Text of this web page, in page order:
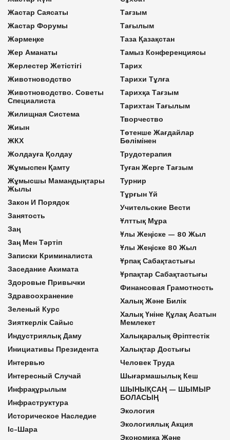
Жастар Саясаты
Жастар Форумы
Жәрмеңке
Жер Аманаты
Жерлестер Жетістігі
Животноводство
Животноводство. Советы
Специалиста
Жилищная Система
Жиын
ЖКХ
Жолдауға Қолдау
Жұмыспен Қамту
Жұмысшы Мамандықтары
Жылы
Закон И Порядок
Занятость
Заң
Заң Мен Тәртіп
Записки Криминалиста
Заседание Акимата
Здоровые Привычки
Здравоохранение
Зеленый Курс
Зияткерлік Сайыс
Индустриялық Даму
Инициативы Президента
Интервью
Интересный Случай
Инфрақұрылым
Инфраструктура
Историческое Наследие
Іс-Шара
Тағзым
Тағылым
Таза Қазақстан
Тамыз Конференциясы
Тарих
Тарихи Тұлға
Тарихқа Тағзым
Тарихтан Тағылым
Творчество
Төтенше Жағдайлар
Бөлімінен
Трудотерапия
Туған Жерге Тағзым
Турнир
Тұрғын Үй
Учительские Вести
Ұлттық Мұра
Ұлы Жеңіске — 80 Жыл
Ұлы Жеңіске 80 Жыл
Ұрпақ Сабақтастығы
Ұрпақтар Сабақтастығы
Финансовая Грамотность
Халық Және Билік
Халық Үніне Құлақ Асатын
Мемлекет
Халықаралық Әріптестік
Халықтар Достығы
Человек Труда
Шығармашылық Кеш
ШЫНЫҚСАҢ — ШЫМЫР
БОЛАСЫҢ
Экология
Экологиялық Акция
Экономика Және